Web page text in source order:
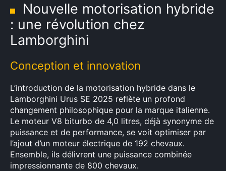
Nouvelle motorisation hybride
: une révolution chez
Lamborghini
Conception et innovation
L’introduction de la motorisation hybride dans le
Lamborghini Urus SE 2025 reflète un profond
changement philosophique pour la marque italienne.
Le moteur V8 biturbo de 4,0 litres, déjà synonyme de
puissance et de performance, se voit optimiser par
l’ajout d’un moteur électrique de 192 chevaux.
Ensemble, ils délivrent une puissance combinée
impressionnante de 800 chevaux.